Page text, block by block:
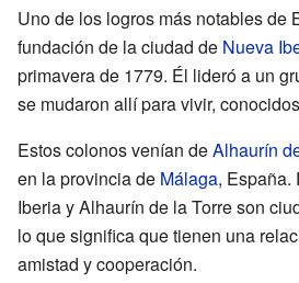
Uno de los logros más notables de
fundación de la ciudad de Nueva
primavera de 1779. Él lideró a un
se mudaron allí para vivir,
Estos colonos venían deAlhaurín
en la provincia de Málaga, España.
Iberia y Alhaurín de la Torre son
lo que significa que tienen una
amistad y cooperación.